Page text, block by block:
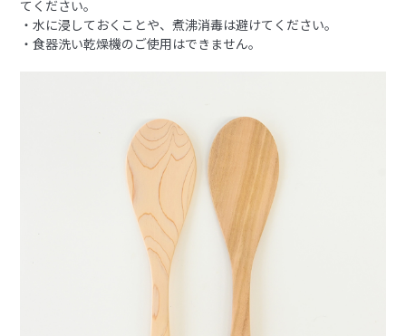
てください。
・水に浸しておくことや、煮沸消毒は避けてください。
・食器洗い乾燥機のご使用はできません。